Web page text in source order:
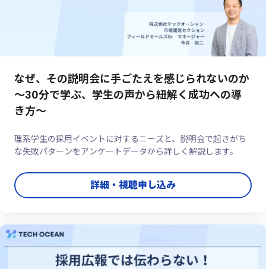
なぜ、その説明会に手ごたえを感じられないのか
～30分で学ぶ、学生の声から紐解く成功への導
き方～
理系学生の採用イベントに対するニーズと、説明会で起きがち
な失敗パターンをアンケートデータから詳しく解説します。
詳細・視聴申し込み